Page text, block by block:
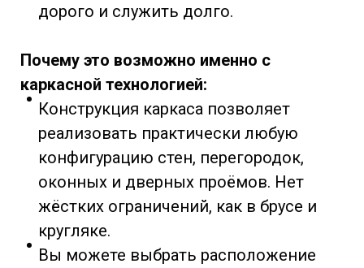
дорого и служить долго.
Почему это возможно именно с
каркасной технологией:
Конструкция каркаса позволяет
реализовать практически любую
конфигурацию стен, перегородок,
оконных и дверных проёмов. Нет
жёстких ограничений, как в брусе и
кругляке.
Вы можете выбрать расположение